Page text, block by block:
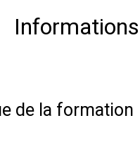
de la formation